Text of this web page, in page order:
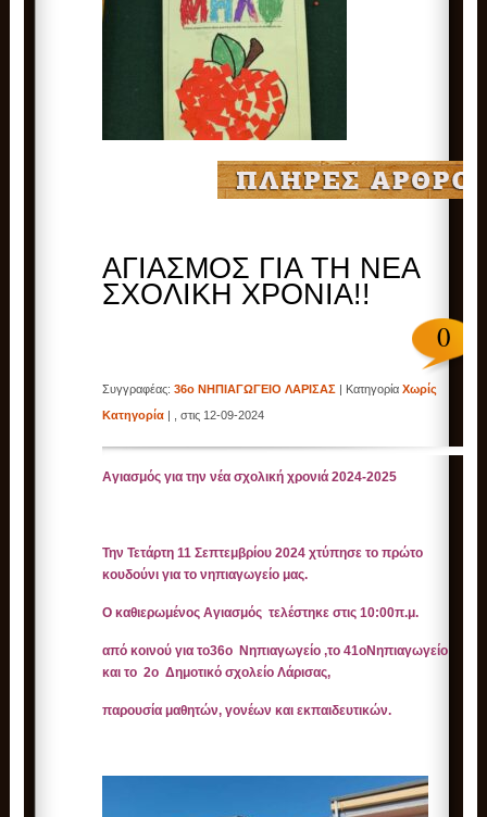
ΑΓΙΑΣΜΟΣ ΓΙΑ ΤΗ ΝΕΑ
ΣΧΟΛΙΚΗ ΧΡΟΝΙΑ!!
0
Συγγραφέας:36ο ΝΗΠΙΑΓΩΓΕΙΟ ΛΑΡΙΣΑΣ | ΚατηγορίαΧωρίς
Κατηγορία | , στις 12-09-2024
Αγιασμός για την νέα σχολική χρονιά 2024-2025
Την Τετάρτη 11 Σεπτεμβρίου 2024 χτύπησε το πρώτο
κουδούνι για το νηπιαγωγείο μας.
Ο καθιερωμένος Αγιασμός τελέστηκε στις 10:00π.μ.
από κοινού για το36ο Νηπιαγωγείο ,το 41οΝηπιαγωγείο
και το 2ο Δημοτικό σχολείο Λάρισας,
παρουσία μαθητών, γονέων και εκπαιδευτικών.